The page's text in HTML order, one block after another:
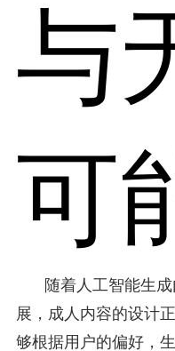
与
可
随着人工智能生
展，成人内容的设计
够根据用户的偏好，